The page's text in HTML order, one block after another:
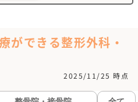
ができる整形外科・
2025/11/25 時点